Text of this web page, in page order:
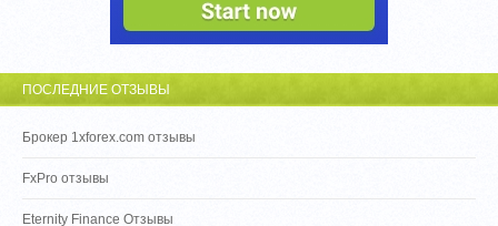
ПОСЛЕДНИЕ ОТЗЫВЫ
Брокер 1xforex.com отзывы
FxPro отзывы
Eternity Finance Отзывы